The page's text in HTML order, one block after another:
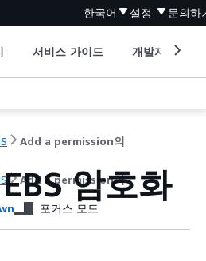
한국어 설정 문의하
서비스 가이드 개발자 도구
Add a permission의
Add a permission의
암호화
포커스 모드